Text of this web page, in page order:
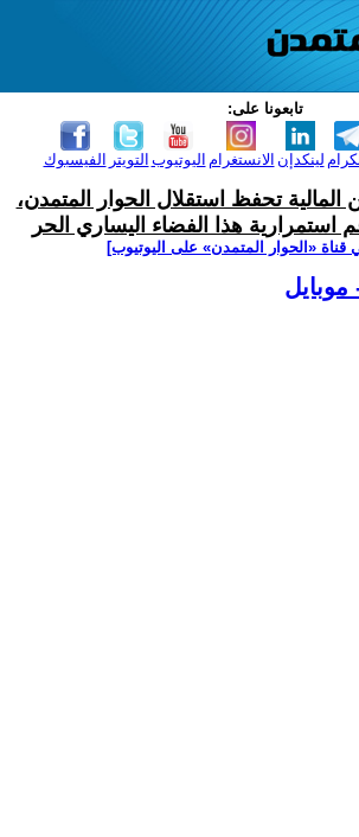
تابعونا على:
الفيسبوك التويتر اليوتيوب الانستغرام لينكدإن
المالية تحفظ استقلال الحوار المتمدن،
استمرارية هذا الفضاء اليساري الحر
‫«الحوار المتمدن» على اليوتيوب]
موبايل